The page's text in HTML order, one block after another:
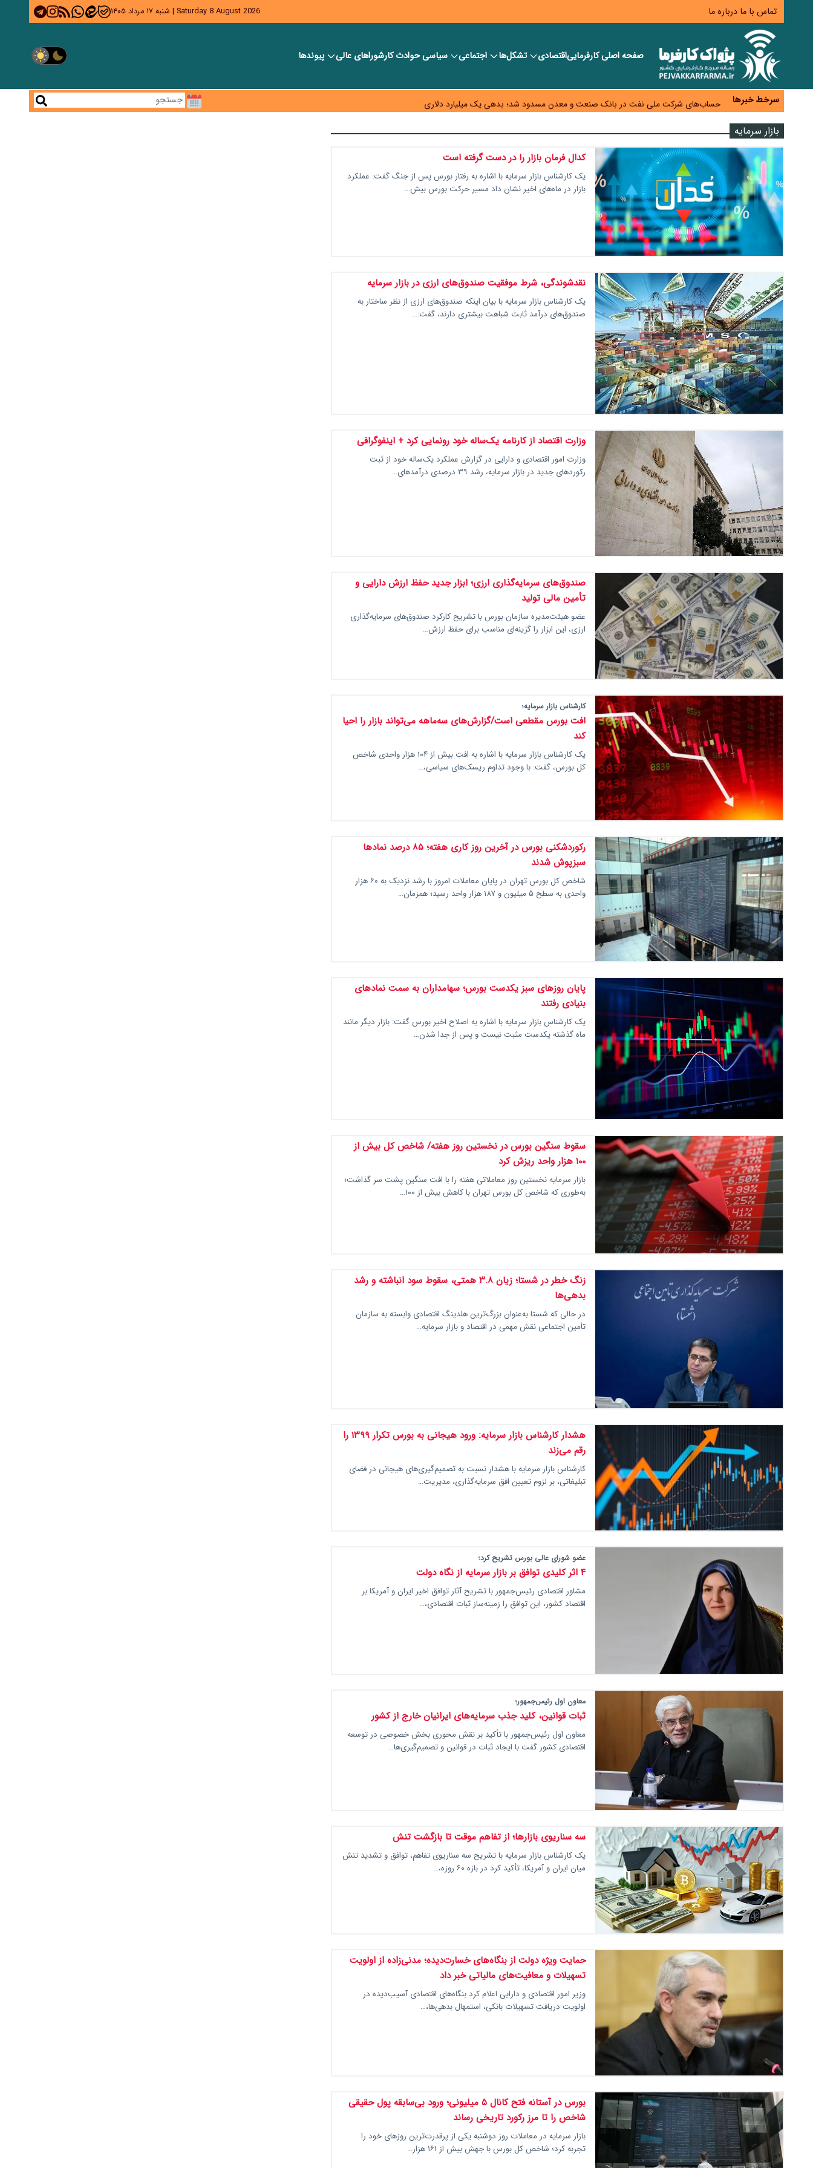
تماس با ما درباره ما Saturday 8 August 2026
| شنبه ۱۷ مرداد ۱۴۰۵
صفحه اصلیکارفرماییاقتصادی تشکل‌ها اجتماعی سیاسیحوادث کارشورا‎های عالی پیوندها
سرخط خبرها
ورود بخش خصوصی به حکمرانی اشتغال؛ «یاوران پیشرفت» امسال گسترده‌تر می‌شود
مطالبه کارگران جنوب برای پرداخت «حق جنگ»؛ از نفت و گاز تا شبکه برق
حساب‌های شرکت ملی نفت در بانک صنعت و معدن مسدود شد؛ بدهی یک میلیارد دلاری
بیکاری ۷ درصدی روی کاغذ؛ آیا در واقعیت هم این چنین است؟
بازار سرمایه
کدال فرمان بازار را در دست گرفته است
یک کارشناس بازار سرمایه با اشاره به رفتار بورس پس از جنگ گفت: عملکرد
بازار در ماه‌های اخیر نشان داد مسیر حرکت بورس بیش…
نقدشوندگی، شرط موفقیت صندوق‌های ارزی در بازار سرمایه
یک کارشناس بازار سرمایه با بیان اینکه صندوق‌های ارزی از نظر ساختار به
صندوق‌های درآمد ثابت شباهت بیشتری دارند، گفت:…
وزارت اقتصاد از کارنامه یک‌ساله خود رونمایی کرد + اینفوگرافی
وزارت امور اقتصادی و دارایی در گزارش عملکرد یک‌ساله خود از ثبت
رکوردهای جدید در بازار سرمایه، رشد ۳۹ درصدی درآمدهای…
صندوق‌های سرمایه‌گذاری ارزی؛ ابزار جدید حفظ ارزش دارایی و
تأمین مالی تولید
عضو هیئت‌مدیره سازمان بورس با تشریح کارکرد صندوق‌های سرمایه‌گذاری
ارزی، این ابزار را گزینه‌ای مناسب برای حفظ ارزش…
کارشناس بازار سرمایه؛
افت بورس مقطعی است/گزارش‌های سه‌ماهه می‌تواند بازار را احیا
کند
یک کارشناس بازار سرمایه با اشاره به افت بیش از ۱۰۴ هزار واحدی شاخص
کل بورس، گفت: با وجود تداوم ریسک‌های سیاسی،…
رکوردشکنی بورس در آخرین روز کاری هفته؛ ۸۵ درصد نمادها
سبزپوش شدند
شاخص کل بورس تهران در پایان معاملات امروز با رشد نزدیک به ۶۰ هزار
واحدی به سطح ۵ میلیون و ۱۸۷ هزار واحد رسید؛ همزمان…
پایان روزهای سبز یکدست بورس؛ سهامداران به سمت نمادهای
بنیادی رفتند
یک کارشناس بازار سرمایه با اشاره به اصلاح اخیر بورس گفت: بازار دیگر مانند
ماه گذشته یکدست مثبت نیست و پس از جدا شدن…
سقوط سنگین بورس در نخستین روز هفته/ شاخص کل بیش از
۱۰۰ هزار واحد ریزش کرد
بازار سرمایه نخستین روز معاملاتی هفته را با افت سنگین پشت سر گذاشت؛
به‌طوری که شاخص کل بورس تهران با کاهش بیش از ۱۰۰…
زنگ خطر در شستا؛ زیان ۳.۸ همتی، سقوط سود انباشته و رشد
بدهی‌ها
در حالی که شستا به‌عنوان بزرگ‌ترین هلدینگ اقتصادی وابسته به سازمان
تأمین اجتماعی نقش مهمی در اقتصاد و بازار سرمایه…
هشدار کارشناس بازار سرمایه: ورود هیجانی به بورس تکرار ۱۳۹۹ را
رقم می‌زند
کارشناس بازار سرمایه با هشدار نسبت به تصمیم‌گیری‌های هیجانی در فضای
تبلیغاتی، بر لزوم تعیین افق سرمایه‌گذاری، مدیریت…
عضو شورای عالی بورس تشریح کرد؛
۴ اثر کلیدی توافق بر بازار سرمایه از نگاه دولت
مشاور اقتصادی رئیس‌جمهور با تشریح آثار توافق اخیر ایران و آمریکا بر
اقتصاد کشور، این توافق را زمینه‌ساز ثبات اقتصادی،…
معاون اول رئیس‌جمهور؛
ثبات قوانین، کلید جذب سرمایه‌های ایرانیان خارج از کشور
معاون اول رئیس‌جمهور با تأکید بر نقش محوری بخش خصوصی در توسعه
اقتصادی کشور گفت با ایجاد ثبات در قوانین و تصمیم‌گیری‌ها…
سه سناریوی بازارها؛ از تفاهم موقت تا بازگشت تنش
یک کارشناس بازار سرمایه با تشریح سه سناریوی تفاهم، توافق و تشدید تنش
میان ایران و آمریکا، تأکید کرد در بازه ۶۰ روزه،…
حمایت ویژه دولت از بنگاه‌های خسارت‌دیده؛ مدنی‌زاده از اولویت
تسهیلات و معافیت‌های مالیاتی خبر داد
وزیر امور اقتصادی و دارایی اعلام کرد بنگاه‌های اقتصادی آسیب‌دیده در
اولویت دریافت تسهیلات بانکی، استمهال بدهی‌ها،…
بورس در آستانه فتح کانال ۵ میلیونی؛ ورود بی‌سابقه پول حقیقی
شاخص را تا مرز رکورد تاریخی رساند
بازار سرمایه در معاملات روز دوشنبه یکی از پرقدرت‌ترین روزهای خود را
تجربه کرد؛ شاخص کل بورس با جهش بیش از ۱۶۱ هزار…